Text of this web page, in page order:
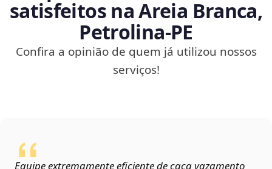
satisfeitos na Areia Branca,
Petrolina‑PE
Confira a opinião de quem já utilizou nossos
serviços!
Equipe extremamente eficiente de caça vazamento